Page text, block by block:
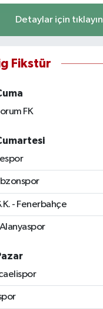
Detaylar için tıklayın
Fikstür
FK
- Fenerbahçe